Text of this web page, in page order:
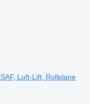
Luft-Lift, Rollplane